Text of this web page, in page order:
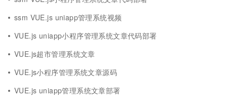
ssm VUE.js uniapp管理系统视频
VUE.js uniapp小程序管理系统文章代码部署
VUE.js超市管理系统文章
VUE.js小程序管理系统文章源码
VUE.js uniapp管理系统文章部署